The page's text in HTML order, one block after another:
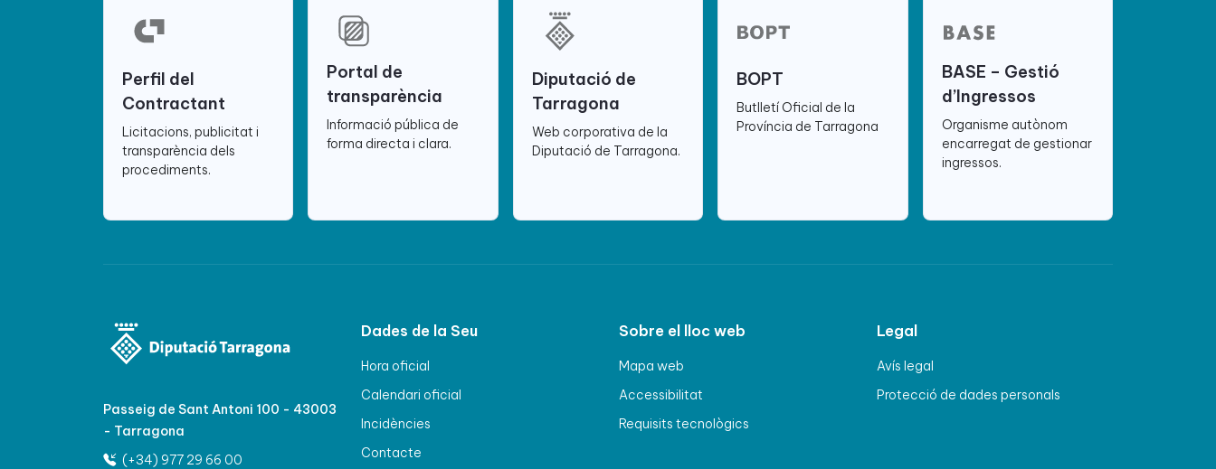
Perfil del
Contractant
Licitacions, publicitat i
transparència dels
procediments.
Portal de
transparència
Informació pública de
forma directa i clara.
Diputació de
Tarragona
Web corporativa de la
Diputació de Tarragona.
BOPT
Butlletí Oficial de la
Província de Tarragona
BASE – Gestió
d’Ingressos
Organisme autònom
encarregat de gestionar
ingressos.
Passeig de Sant Antoni 100 - 43003
- Tarragona
(+34) 977 29 66 00
Dades de la Seu
Hora oficial
Calendari oficial
Incidències
Contacte
Sobre el lloc web
Mapa web
Accessibilitat
Requisits tecnològics
Legal
Avís legal
Protecció de dades personals